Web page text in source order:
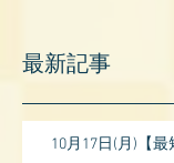
最新記事
10月17日(月)【最